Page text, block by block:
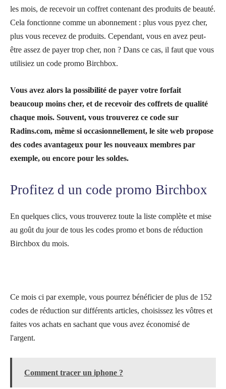
les mois, de recevoir un coffret contenant des produits de beauté.
Cela fonctionne comme un abonnement : plus vous pyez cher,
plus vous recevez de produits. Cependant, vous en avez peut-
être assez de payer trop cher, non ? Dans ce cas, il faut que vous
utilisiez un code promo Birchbox.
Vous avez alors la possibilité de payer votre forfait
beaucoup moins cher, et de recevoir des coffrets de qualité
chaque mois. Souvent, vous trouverez ce code sur
Radins.com, même si occasionnellement, le site web propose
des codes avantageux pour les nouveaux membres par
exemple, ou encore pour les soldes.
Profitez d un code promo Birchbox
En quelques clics, vous trouverez toute la liste complète et mise
au goût du jour de tous les codes promo et bons de réduction
Birchbox du mois.
Ce mois ci par exemple, vous pourrez bénéficier de plus de 152
codes de réduction sur différents articles, choisissez les vôtres et
faites vos achats en sachant que vous avez économisé de
l'argent.
Comment tracer un iphone ?